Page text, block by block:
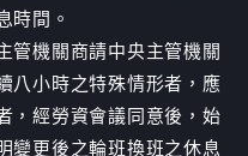
時間。
管機關商請中央主管機關
八小時之特殊情形者，應
，經勞資會議同意後，始
變更後之輪班換班之休息